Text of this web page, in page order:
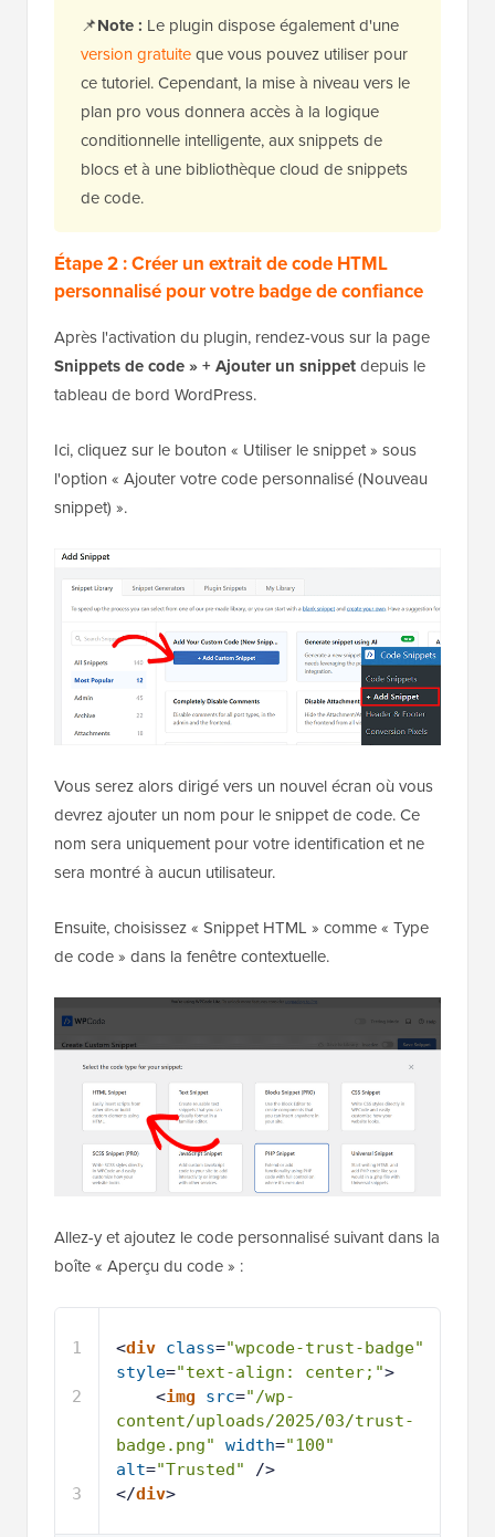
📌Note : Le plugin dispose également d'une
version gratuiteque vous pouvez utiliser pour
ce tutoriel. Cependant, la mise à niveau vers le
plan pro vous donnera accès à la logique
conditionnelle intelligente, aux snippets de
blocs et à une bibliothèque cloud de snippets
de code.
Étape 2 : Créer un extrait de code HTML
personnalisé pour votre badge de confiance
Après l'activation du plugin, rendez-vous sur la page
Snippets de code » + Ajouter un snippetdepuis le
tableau de bord WordPress.
Ici, cliquez sur le bouton « Utiliser le snippet » sous
l'option « Ajouter votre code personnalisé (Nouveau
snippet) ».
Vous serez alors dirigé vers un nouvel écran où vous
devrez ajouter un nom pour le snippet de code. Ce
nom sera uniquement pour votre identification et ne
sera montré à aucun utilisateur.
Ensuite, choisissez « Snippet HTML » comme « Type
de code » dans la fenêtre contextuelle.
Allez-y et ajoutez le code personnalisé suivant dans la
boîte « Aperçu du code » :
1
2
3
<div class="wpcode-trust-badge"
style="text-align: center;">
<img src="/wp-
content/uploads/2025/03/trust-
badge.png"
width="100"
alt="Trusted"
/>
</div>